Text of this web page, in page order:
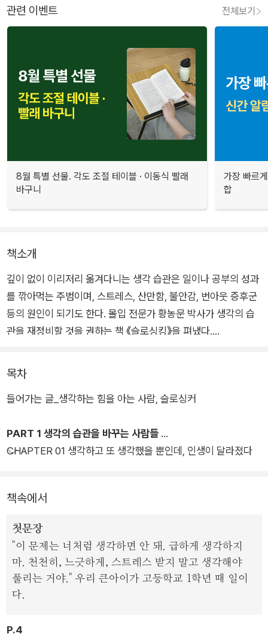
관련 이벤트 전체보기
8월 특별 선물. 각도 조절 테이블 · 이동식 빨래
바구니
가장 빠르
합
책소개
깊이 없이 이리저리 옮겨다니는 생각 습관은 일이나 공부의 성과
를 깎아먹는 주범이며, 스트레스, 산만함, 불안감, 번아웃 증후군
등의 원인이 되기도 한다. 몰입 전문가 황농문 박사가 생각의 습
관을 재정비할 것을 권하는 책 《슬로싱킹》을 펴냈다.
슬로싱킹이란 몸과 마음은 스트레스 없이 편안한 이완 상태를 유
지하되 머리로는 생각의 끈을 1초도 놓지 않을 정도로 집중하는
생각법으로, 이 책에서는 천천히 생각할수록 탁월한 결과를 부르
목차
들어가는 글_생각하는 힘을 아는 사람, 슬로싱커
PART 1 생각의 습관을 바꾸는 사람들
CHAPTER 01 생각하고 또 생각했을 뿐인데, 인생이 달라졌다
책속에서
첫문장
"이 문제는 너처럼 생각하면 안 돼. 급하게 생각하지
마. 천천히, 느긋하게, 스트레스 받지 말고 생각해야
풀리는 거야." 우리 큰아이가 고등학교 1학년 때 일이
다.
P.4